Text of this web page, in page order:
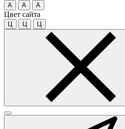
A A A
Цвет сайта
Ц Ц Ц